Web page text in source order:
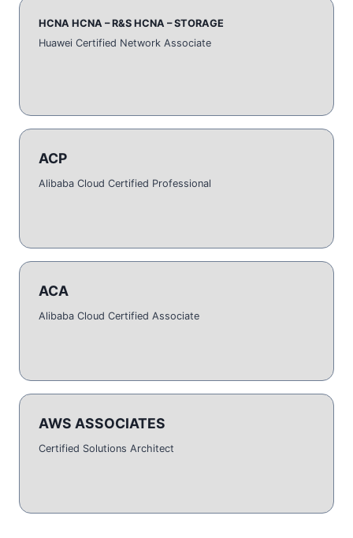
HCNA HCNA – R&S HCNA – STORAGE
Huawei Certified Network Associate
ACP
Alibaba Cloud Certified Professional
ACA
Alibaba Cloud Certified Associate
AWS ASSOCIATES
Certified Solutions Architect